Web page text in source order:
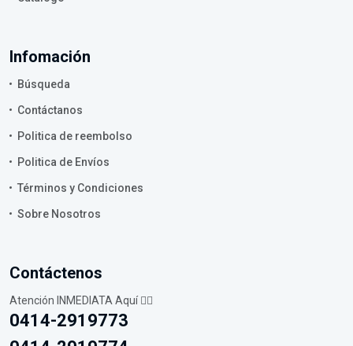
Infomación
Búsqueda
Contáctanos
Politica de reembolso
Politica de Envíos
Términos y Condiciones
Sobre Nosotros
Contáctenos
Atención INMEDIATA Aquí 👇🏼
0414-2919773